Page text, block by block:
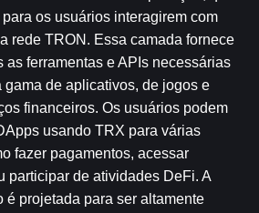
os usuários interagirem com
rede TRON. Essa camada fornece
as ferramentas e APIs necessárias
gama de aplicativos, de jogos e
financeiros. Os usuários podem
usando TRX para várias
fazer pagamentos, acessar
participar de atividades DeFi. A
é projetada para ser altamente